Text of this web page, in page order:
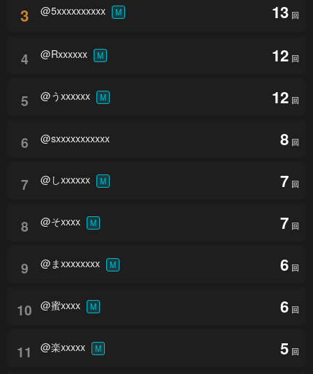
3 @5xxxxxxxxxx M 13 回
4 @Rxxxxxx M 12 回
5 @うxxxxxx M 12 回
6 @sxxxxxxxxxxx 8 回
7 @しxxxxxx M 7 回
8 @そxxxx M 7 回
9 @まxxxxxxxx M 6 回
10 @蜜xxxx M 6 回
11 @楽xxxxx M 5 回